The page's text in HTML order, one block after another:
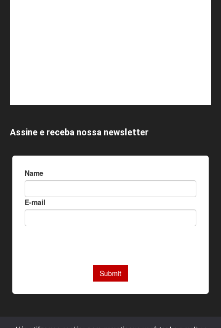
Assine e receba nossa newsletter